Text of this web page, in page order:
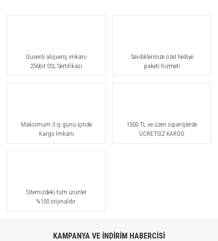
Güvenli alışveriş imkanı
256bit SSL Sertifikası
Sevdiklerinize özel hediye
paketi hizmeti
Maksimum 3 iş günü içinde
Kargo İmkanı
1500 TL ve üzeri siparişlerde
ÜCRETSİZ KARGO
Sitemizdeki tüm ürünler
%100 orijinaldir.
KAMPANYA VE İNDİRİM HABERCİSİ